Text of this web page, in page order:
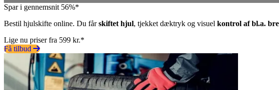
Spar i gennemsnit 56%*
Bestil hjulskifte online. Du fårskiftet hjul, tjekket dæktryk og visuel kontrol af bl.a.
Lige nu priser fra 599 kr.*
Få tilbud